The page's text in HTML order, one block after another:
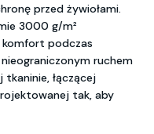
przed żywiołami.
3000 g/m²
komfort podczas
ruchem
łączącej
tak, aby